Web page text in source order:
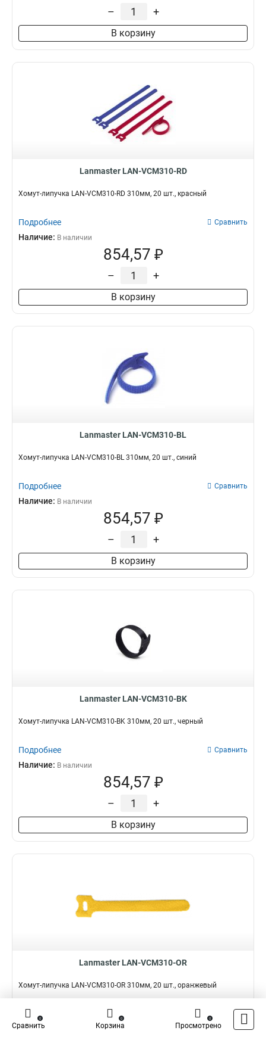
– +
В корзину
Lanmaster LAN-VCM310-RD
Хомут-липучка LAN-VCM310-RD 310мм, 20 шт., красный
Подробнее Сравнить
Наличие: В наличии
854,57 ₽
– +
В корзину
Lanmaster LAN-VCM310-BL
Хомут-липучка LAN-VCM310-BL 310мм, 20 шт., синий
Подробнее Сравнить
Наличие: В наличии
854,57 ₽
– +
В корзину
Lanmaster LAN-VCM310-BK
Хомут-липучка LAN-VCM310-BK 310мм, 20 шт., черный
Подробнее Сравнить
Наличие: В наличии
854,57 ₽
– +
В корзину
Lanmaster LAN-VCM310-OR
Хомут-липучка LAN-VCM310-OR 310мм, 20 шт., оранжевый
Подробнее Сравнить
Наличие:
Сравнить
0
Корзина
0
Просмотрено
0